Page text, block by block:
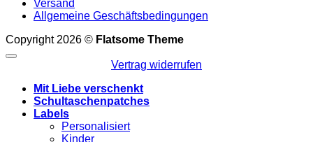
Versand
Allgemeine Geschäftsbedingungen
Copyright 2026 © Flatsome Theme
Vertrag widerrufen
Mit Liebe verschenkt
Schultaschenpatches
Labels
Personalisiert
Kinder